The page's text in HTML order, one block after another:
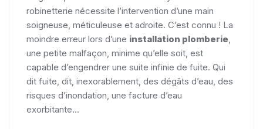
robinetterie nécessite l’intervention d’une main
soigneuse, méticuleuse et adroite. C’est connu ! La
moindre erreur lors d’une installation plomberie
une petite malfaçon, minime qu’elle soit, est
capable d’engendrer une suite infinie de fuite. Qui
dit fuite, dit, inexorablement, des dégâts d’eau, des
risques d’inondation, une facture d’eau
exorbitante...